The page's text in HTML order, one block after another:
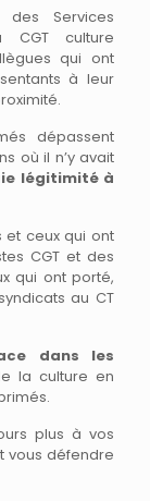
des Services
CGT culture
qui ont
à leur
dépassent
où il n’y avait
légitimité à
et ceux qui ont
CGT et des
qui ont porté,
au CT
dans les
la culture en
plus à vos
vous défendre